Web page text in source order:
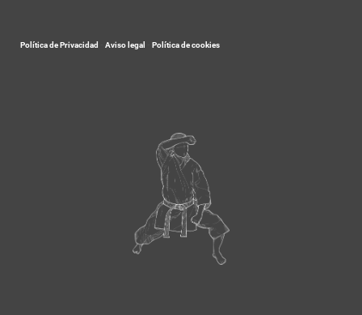
Política de Privacidad Aviso legal Política de cookies